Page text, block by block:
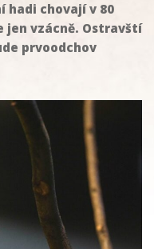
hadi chovají v 80
jen vzácně. Ostravští
prvoodchov